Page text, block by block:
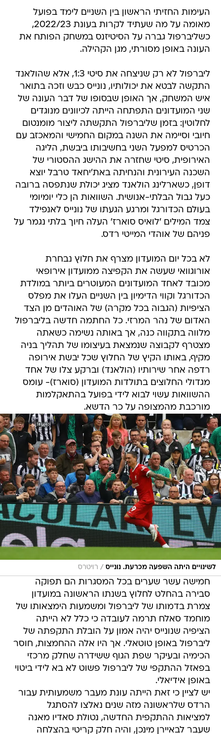
העימות החזיתי הראשון בין השניים לימד בפועל
מאומה על מה שעתיד לקרות בעונת 2022/23,
כשליברפול גברה על הסיטיזנס במשחק הפותח את
העונה באופן מסורתי, מגן הקהילה.
ליברפול לא רק שניצחה את סיטי 1:3, אלא שהולאנד
התקשה לבטא את יכולותיו, נונייס כבש וזכה בתואר
איש המשחק, אך האופן שבסופו של דבר העונה של
שני המועדונים התפתחה הייתה לכיוונים מנוגדים
לחלוטין: בזמן שליברפול התקשתה ליצור מומנטום
חיובי וסיימה את השנה במקום החמישי והמאכזב עם
הכרטיס למפעל השני בחשיבותו ביבשת, הליגה
האירופית, סיטי שחזרה את ההישג ההסטורי של
השכנה העירונית והנחיתה באת'יחאד טרבל יוצא
דופן, כשארלינג הולאנד מציג יכולת שנתפסה ברובה
כעל גבול הבלתי-אנושית. השוואות הן כלי יומיומי
בעולם הכדורגל ומרגע הגעתו של נונייס לאנפילד
צמד המילים 'לואיס סוארז' העלה חיוך בלתי נגמר על
פניהם של אוהדי המייטי רדס.
לא בכל יום המועדון מצרף את חלוץ נבחרת
אורוגוואי שעשה את הקפיצה ממועדון אירופאי
מכובד לאחד המועדונים המעוטרים ביותר במולדת
הכדורגל וקווי הדימיון בין השניים העלו את מפלס
הציפיות (הגבוה בכל מקרה) של האוהדים מן הצד
האדום של נהר המרזי. כל החתמה חדשה בליברפול
מלווה בתקווה כנה, אך באותה נשימה כשאתה
מצטרף לקבוצה שנמצאת בעיצומו של תהליך בניה
מקיף, באותו הקיץ של החלוץ שכל יבשת אירופה
רדפה אחר שירותיו (הולאנד) וברקע צלו של אחד
מגדולי החלוצים בתולדות המועדון (סוארז)- עומס
ההשוואות עשוי לבוא לידי בפועל בהתאקלמות
מורכבת מהמצופה על כר הדשא.
לשינויים היתה השפעה מכרעת. נונייס / רויטרס
חמישה עשר שערים בכל המסגרות הם תפוקה
סבירה בהחלט לחלוץ בשנתו הראשונה במועדון
צמרת בדמותו של ליברפול ומשמעות הימצאותו של
מוחמד סאלח תרמה לעובדה כי כלל לא הייתה
הציפיה שנונייס יהיה אמון על הובלת התקפתה של
ליברפול באופן טוטאלי. אך היו אלה ההחמצות, חוסר
הכימיה ובעיקר שפת הגוף ששידרה שחלק מרכזי
בפאזל ההתקפי של ליברפול פשוט לא בא לידי ביטוי
באופן אידיאלי.
יש לציין כי זאת הייתה עונת מעבר משמעותית עבור
הרדס שלראשונה מזה שנים נאלצו להסתגל
למציאות ההתקפית החדשה, נטולת סאדיו מאנה
שעבר לבאיירן מינכן, והיה חלק קריטי בהצלחה